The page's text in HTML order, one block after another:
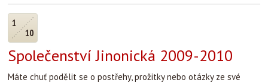
1
10
Společenství Jinonická 2009-2010
Máte chuť podělit se o postřehy, prožitky nebo otázky ze své